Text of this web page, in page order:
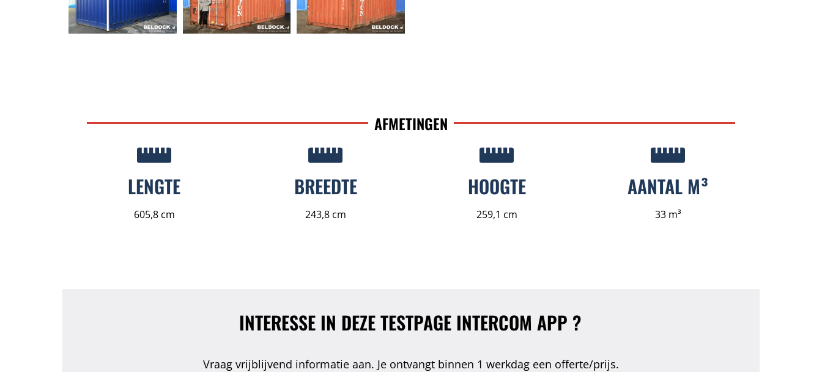
AFMETINGEN
LENGTE
605,8 cm
BREEDTE
243,8 cm
HOOGTE
259,1 cm
AANTAL M³
33 m³
INTERESSE IN DEZETESTPAGE INTERCOM APP ?
Vraag vrijblijvend informatie aan. Je ontvangt binnen 1 werkdag een offerte/prijs.